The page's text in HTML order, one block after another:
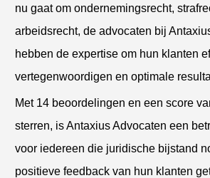
nu gaat om ondernemingsrecht,
arbeidsrecht, de advocaten bij
hebben de expertise om hun klanten
vertegenwoordigen en optimale
Met 14 beoordelingen en een score
sterren, is Antaxius Advocaten een
voor iedereen die juridische bijstand
positieve feedback van hun klanten